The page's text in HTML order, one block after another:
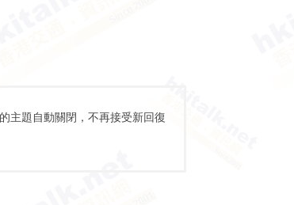
主題自動關閉，不再接受新回復